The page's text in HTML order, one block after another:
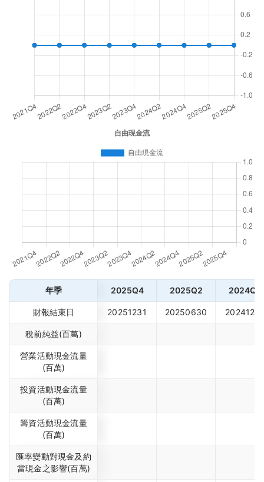
年季 2025Q4 2025Q2 2024Q4
財報結束日 20251231 20250630 20241231
稅前純益(百萬)
營業活動現金流量
(百萬)
投資活動現金流量
(百萬)
籌資活動現金流量
(百萬)
匯率變動對現金及約
當現金之影響(百萬)